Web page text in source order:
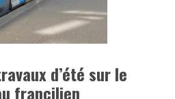
d’été sur le
francilien